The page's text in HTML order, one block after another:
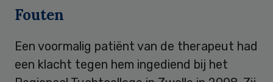
Fouten
Een voormalig patiënt van de therapeut had
een klacht tegen hem ingediend bij het